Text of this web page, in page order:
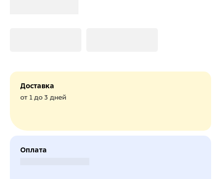
Доставка
от 1 до 3 дней
Оплата